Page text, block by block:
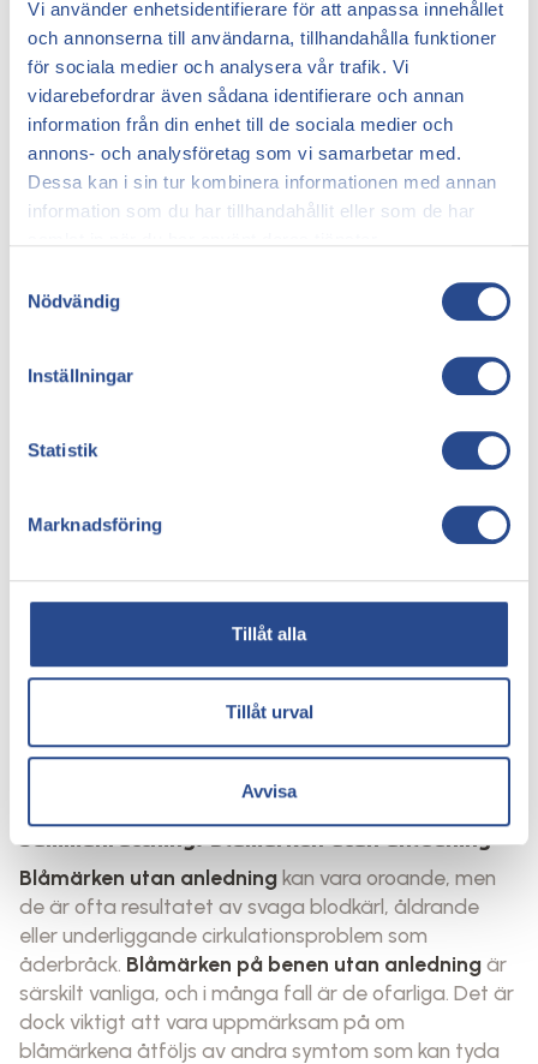
Vi använder enhetsidentifierare för att anpassa innehållet
och annonserna till användarna, tillhandahålla funktioner
för sociala medier och analysera vår trafik. Vi
vidarebefordrar även sådana identifierare och annan
information från din enhet till de sociala medier och
annons- och analysföretag som vi samarbetar med.
Dessa kan i sin tur kombinera informationen med annan
information som du har tillhandahållit eller som de har
Nödvändig
Inställningar
Statistik
Marknadsföring
Tillåt alla
Tillåt urval
Avvisa
Behandlingen beror på orsaken till blåmärkena. Här är
några behandlingsalternativ förblåmärken på
benen utan anledning:
1. Kompressionsstrumpor
Kompressionsstrumpor är en vanlig metod för att
förbättra blodcirkulationen, särskilt för dem med
åderbråck. De hjälper till att minska svullnad och
Regelbunden motion och en hälsosam kost kan
förbättra blodcirkulationen och minska risken för
perioder och höj benen för att främja blodflödet.
Om åderbråck är den primära orsaken till dina
blåmärken, kan läkaren rekommendera behandlingar
som skleroterapi eller laserbehandling för att
avlägsna de skadade venerna och förbättra
4. Justering av läkemedel
Om dina mediciner eller kosttillskott orsakar
blåmärken, kan din läkare justera din dos eller
rekommendera alternativ som minskar risken för
Sammanfattning: Blåmärken utan anledning
Blåmärken utan anledning kan vara oroande, men
de är ofta resultatet av svaga blodkärl, åldrande
eller underliggande cirkulationsproblem som
åderbråck. Blåmärken på benen utan anledningär
särskilt vanliga, och i många fall är de ofarliga. Det är
dock viktigt att vara uppmärksam på om
blåmärkena åtföljs av andra symtom som kan tyda